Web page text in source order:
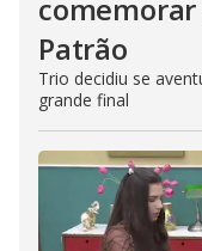
Patrão
Trio decidiu se
grande final